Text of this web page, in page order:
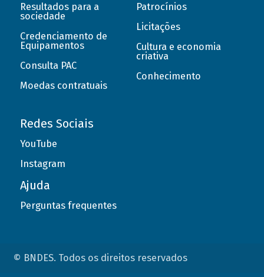
Resultados para a
sociedade
Credenciamento de
Equipamentos
Consulta PAC
Moedas contratuais
Patrocínios
Licitações
Cultura e economia
criativa
Conhecimento
Redes Sociais
YouTube
Instagram
Ajuda
Perguntas frequentes
© BNDES. Todos os direitos reservados